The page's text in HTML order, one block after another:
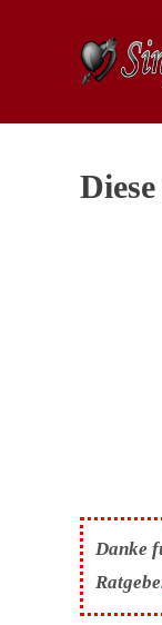
Danke